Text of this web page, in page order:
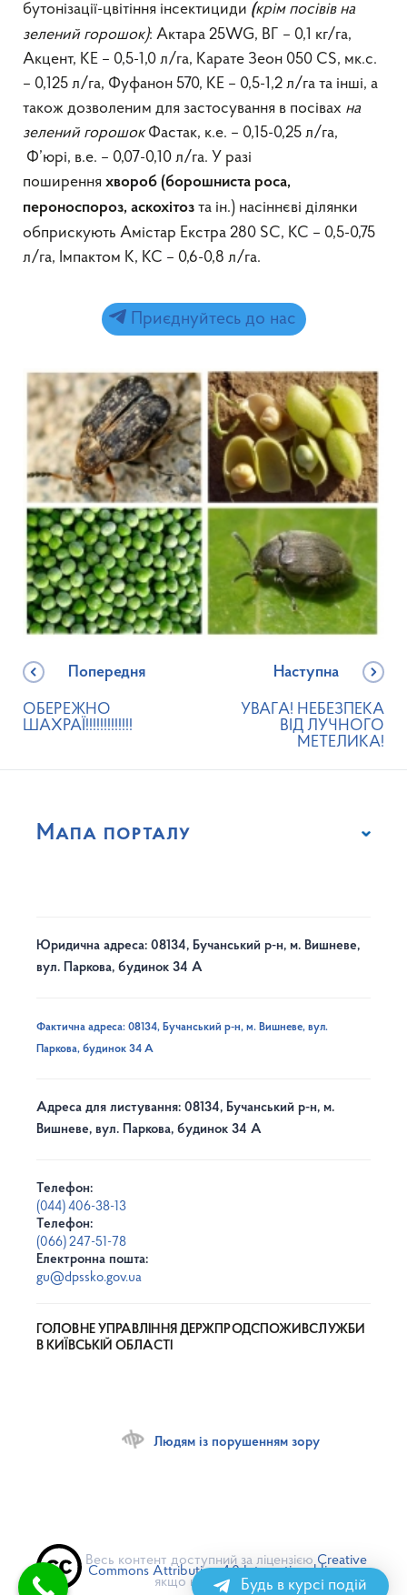
бутонізації-цвітіння інсектициди (крім посівів на
зелений горошок): Актара 25WG, ВГ – 0,1 кг/га,
Акцент, КЕ – 0,5-1,0 л/га, Карате Зеон 050 CS, мк.с.
– 0,125 л/га, Фуфанон 570, КЕ – 0,5-1,2 л/га та інші, а
також дозволеним для застосування в посівах на
зелений горошокФастак, к.е. – 0,15-0,25 л/га,
Ф’юрі, в.е. – 0,07-0,10 л/га. У разі
поширення хвороб (борошниста роса,
пероноспороз, аскохітоз та ін.) насіннєві ділянки
обприскують Амістар Екстра 280 SС, КС – 0,5-0,75
л/га, Імпактом К, КС – 0,6-0,8 л/га.
Приєднуйтесь до нас
Попередня
ОБЕРЕЖНО
ШАХРАЇ!!!!!!!!!!!!!
Наступна
УВАГА! НЕБЕЗПЕКА
ВІД ЛУЧНОГО
МЕТЕЛИКА!
Мапа порталу
Юридична адреса: 08134, Бучанський р-н, м. Вишневе,
вул. Паркова, будинок 34 А
Фактична адреса: 08134, Бучанський р-н, м. Вишневе, вул.
Паркова, будинок 34 А
Адреса для листування: 08134, Бучанський р-н, м.
Вишневе, вул. Паркова, будинок 34 А
Телефон:
(044) 406-38-13
Телефон:
(066) 247-51-78
Електронна пошта:
gu@dpssko.gov.ua
ГОЛОВНЕ УПРАВЛІННЯ ДЕРЖПРОДСПОЖИВСЛУЖБИ
В КИЇВСЬКІЙ ОБЛАСТІ
Людям із порушенням зору
Весь контент доступний за ліцензієюCreative
Commons Attribution 4.0 International license,
якщо не зазначено іншеБудь в курсі подій